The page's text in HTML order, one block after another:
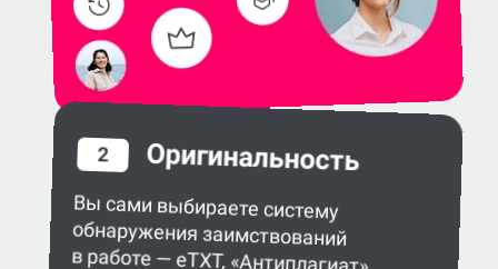
2 Оригинальность
Вы сами выбираете систему
обнаружения заимствований
в работе — eTXT, «Антиплагиат»